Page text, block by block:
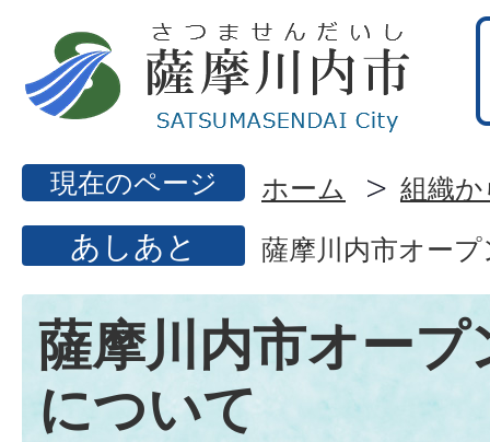
現在のページ ホーム 組織
あしあと 薩摩川内市オー
薩摩川内市オープ
について